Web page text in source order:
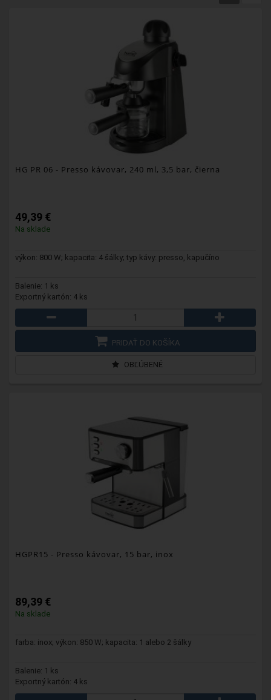
HG PR 06 - Presso kávovar, 240 ml, 3,5 bar, čierna
49,39 €
Na sklade
výkon: 800 W; kapacita: 4 šálky; typ kávy: presso, kapučíno
Balenie: 1 ks
Exportný kartón: 4 ks
PRIDAŤ DO KOŠÍKA
OBĽÚBENÉ
HGPR15 - Presso kávovar, 15 bar, inox
89,39 €
Na sklade
farba: inox; výkon: 850 W; kapacita: 1 alebo 2 šálky
Balenie: 1 ks
Exportný kartón: 4 ks